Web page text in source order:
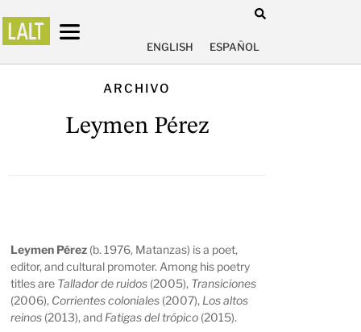
ENGLISH ESPAÑOL
ARCHIVO
Leymen Pérez
Leymen Pérez (b. 1976, Matanzas) is a poet,
editor, and cultural promoter. Among his poetry
titles are Tallador de ruidos (2005), Transiciones
(2006), Corrientes coloniales (2007), Los altos
reinos (2013), and Fatigas del trópico (2015).